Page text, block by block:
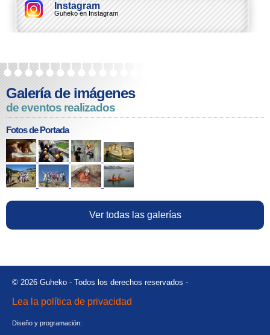
Instagram
Guheko en Instagram
Galería de imágenes
de eventos realizados
Fotos de Portada
Ver todas las galerías
© 2026 Guheko - Todos los derechos reservados -
Lea la política de privacidad
Diseño y programación: